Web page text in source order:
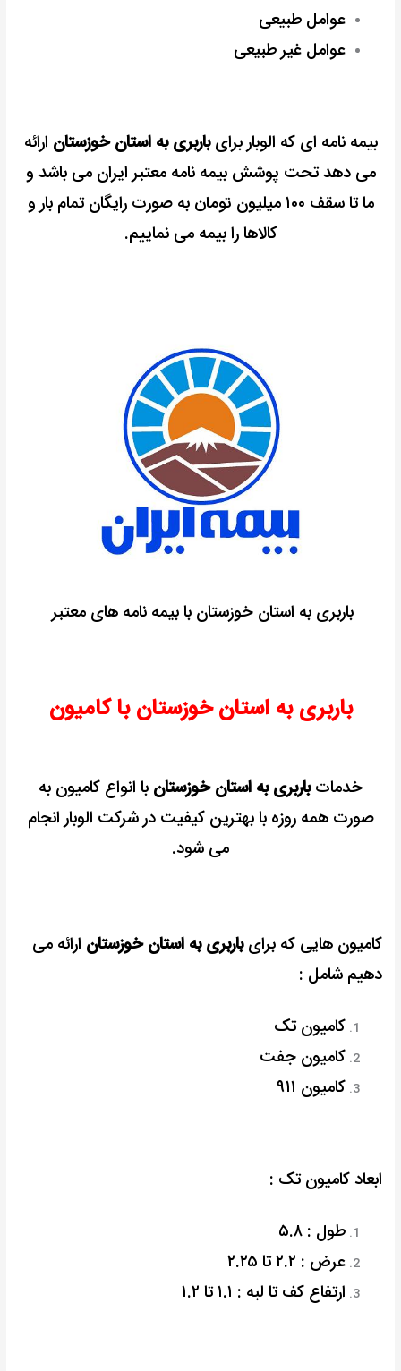
عوامل طبیعی
عوامل غیر طبیعی
بیمه نامه ای که الوبار برایباربری به استان خوزستان ارائه
می دهد تحت پوشش بیمه نامه معتبر ایران می باشد و
ما تا سقف ۱۰۰ میلیون تومان به صورت رایگان تمام بار و
کالاها را بیمه می نماییم.
باربری به استان خوزستان با بیمه نامه های معتبر
باربری به استان خوزستان با کامیون
خدماتباربری به استان خوزستان با انواع کامیون به
صورت همه روزه با بهترین کیفیت در شرکت الوبار انجام
می شود.
کامیون هایی که برایباربری به استان خوزستان ارائه می
دهیم شامل :
کامیون تک
کامیون جفت
کامیون ۹۱۱
ابعاد کامیون تک :
طول : ۵.۸
عرض : ۲.۲ تا ۲.۲۵
ارتفاع کف تا لبه : ۱.۱ تا ۱.۲